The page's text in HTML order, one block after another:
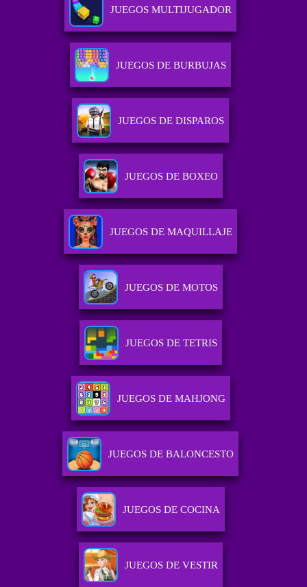
JUEGOS MULTIJUGADOR
JUEGOS DE BURBUJAS
JUEGOS DE DISPAROS
JUEGOS DE BOXEO
JUEGOS DE MAQUILLAJE
JUEGOS DE MOTOS
JUEGOS DE TETRIS
JUEGOS DE MAHJONG
JUEGOS DE BALONCESTO
JUEGOS DE COCINA
JUEGOS DE VESTIR